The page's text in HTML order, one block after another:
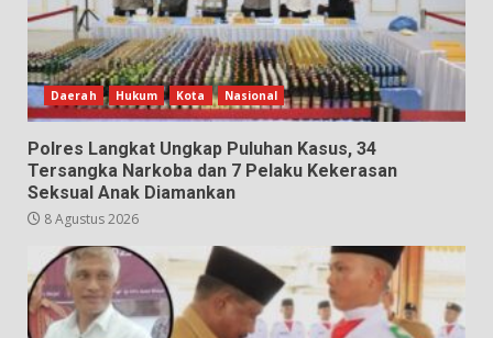
Daerah Hukum Kota Nasional
Polres Langkat Ungkap Puluhan Kasus, 34
Tersangka Narkoba dan 7 Pelaku Kekerasan
Seksual Anak Diamankan
8 Agustus 2026